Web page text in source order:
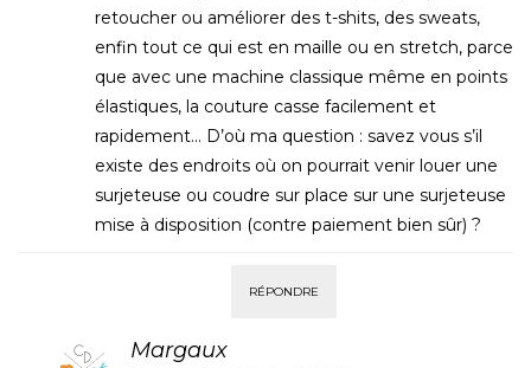
retoucher ou améliorer des t-shits, des sweats,
enfin tout ce qui est en maille ou en stretch, parce
que avec une machine classique même en points
élastiques, la couture casse facilement et
rapidement… D’où ma question : savez vous s’il
existe des endroits où on pourrait venir louer une
surjeteuse ou coudre sur place sur une surjeteuse
mise à disposition (contre paiement bien sûr) ?
RÉPONDRE
Margaux